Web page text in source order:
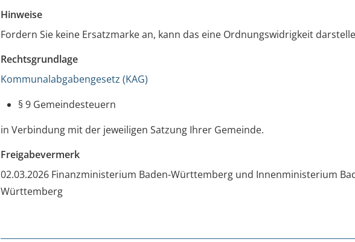
Hinweise
Fordern Sie keine Ersatzmarke an, kann das eine Ordnungswidrigkeit
Rechtsgrundlage
Kommunalabgabengesetz (KAG)
§ 9 Gemeindesteuern
in Verbindung mit der jeweiligen Satzung Ihrer Gemeinde.
Freigabevermerk
02.03.2026 Finanzministerium Baden-Württemberg und Innenministerium
Württemberg